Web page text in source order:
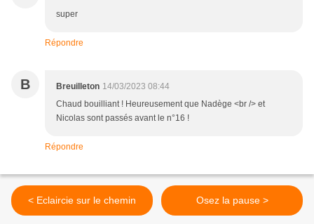
super
Répondre
B Breuilleton 14/03/2023 08:44
Chaud bouilliant ! Heureusement que Nadège <br /> et
Nicolas sont passés avant le n°16 !
Répondre
< Eclaircie sur le chemin Osez la pause >